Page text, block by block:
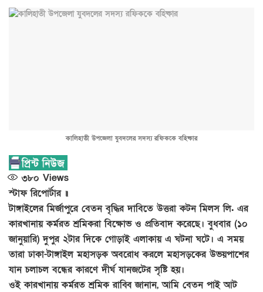
কালিহাতী উপজেলা যুবদলের সদস্য রফিককে বহিষ্কার
৩৮০ Views
স্টাফ রিপোর্টার ॥
টাঙ্গাইলের মির্জাপুরে বেতন বৃদ্ধির দাবিতে উত্তরা কটন মিলস লি. এর
কারখানায় কর্মরত শ্রমিকরা বিক্ষোভ ও প্রতিবাদ করেছে। বুধবার (১০
জানুয়ারি) দুপুর ২টার দিকে গোড়াই এলাকায় এ ঘটনা ঘটে। এ সময়
তারা ঢাকা-টাঙ্গাইল মহাসড়ক অবরোধ করলে মহাসড়কের উভয়পাশের
যান চলাচল বন্ধের কারণে দীর্ঘ যানজটের সৃষ্টি হয়।
ওই কারখানায় কর্মরত শ্রমিক রাব্বি জানান, আমি বেতন পাই আট